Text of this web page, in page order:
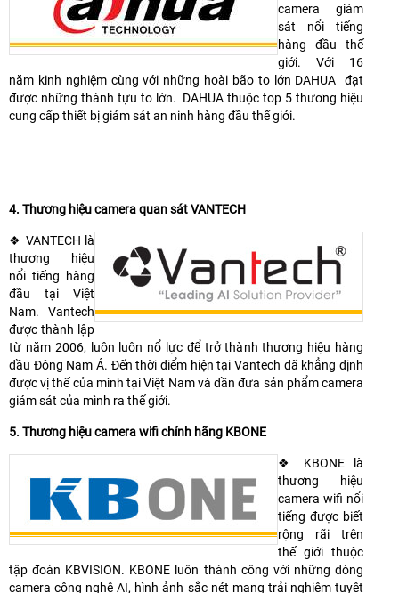
camera giám
sát nổi tiếng
hàng đầu thế
giới. Với 16
năm kinh nghiệm cùng với những hoài bão to lớn DAHUA đạt
được những thành tựu to lớn. DAHUA thuộc top 5 thương hiệu
cung cấp thiết bị giám sát an ninh hàng đầu thế giới.
4. Thương hiệucameraquan sát VANTECH
❖ VANTECH là
thương hiệu
nổi tiếng hàng
đầu tại Việt
Nam. Vantech
được thành lập
từ năm 2006, luôn luôn nổ lực để trở thành thương hiệu hàng
đầu Đông Nam Á. Đến thời điểm hiện tại Vantech đã khẳng định
được vị thế của mình tại Việt Nam và dần đưa sản phẩm camera
giám sát của mình ra thế giới.
5. Thương hiệu camera wifi chính hãng KBONE
❖ KBONE là
thương hiệu
camera wifi nổi
tiếng được biết
rộng rãi trên
thế giới thuộc
tập đoàn KBVISION. KBONE luôn thành công với những dòng
camera công nghệ AI, hình ảnh sắc nét mang trải nghiệm tuyệt